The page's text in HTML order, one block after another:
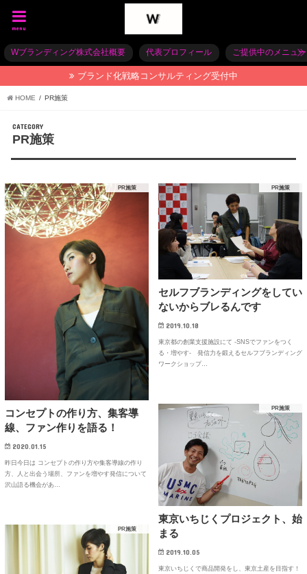
menu
Wブランディング株式会社概要 代表プロフィール ご提供中のメニュー
ブランド化戦略コンサルティング受付中
HOME PR施策
CATEGORY
PR施策
PR施策
コンセプトの作り方、集客導
線、ファン作りを語る！
2020.01.15
昨日今日は コンセプトの作り方や集客導線の作り
方、人と出会う場所、ファンを増やす発信について
沢山語る機会があ…
PR施策
セルフブランディングをしてい
ないからブレるんです
2019.10.18
東京都の創業支援施設にて ‐SNSでファンをつく
る・増やす‐ 発信力を鍛えるセルフブランディング
ワークショップ…
PR施策
東京いちじくプロジェクト、始
まる
2019.10.05
東京いちじくで商品開発をし、東京土産を目指す！
PR施策